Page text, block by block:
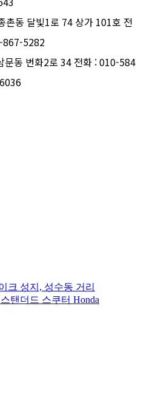
촌동 달빛1로 74 상가 101호 전
867-5282
문동 번화2로 34 전화 : 010-584
크 성지, 성수동 거리
탠더드 스쿠터 Honda